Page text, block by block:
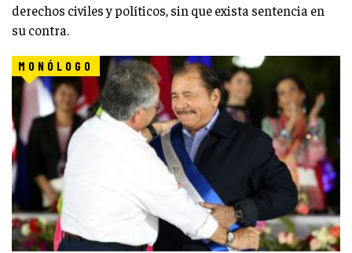
derechos civiles y políticos, sin que exista sentencia en
su contra.
MONÓLOGO